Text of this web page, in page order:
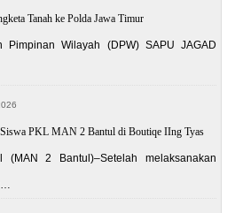
Tanah ke Polda Jawa Timur
Pimpinan Wilayah (DPW) SAPU JAGAD
Siswa PKL MAN 2 Bantul di Boutiqe IIng Tyas
2 Bantul)–Setelah melaksanakan